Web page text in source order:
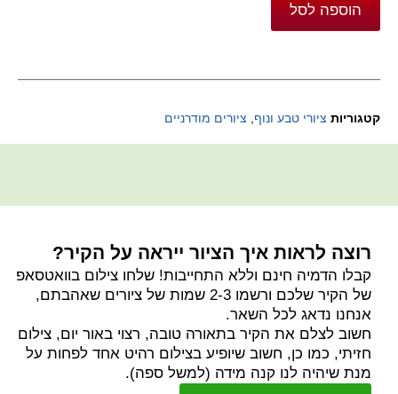
הוספה לסל
קטגוריות ציורי טבע ונוף, ציורים מודרניים
רוצה לראות איך הציור ייראה על הקיר?
קבלו הדמיה חינם וללא התחייבות! שלחו צילום בוואטסאפ
של הקיר שלכם ורשמו 2-3 שמות של ציורים שאהבתם,
אנחנו נדאג לכל השאר.
חשוב לצלם את הקיר בתאורה טובה, רצוי באור יום, צילום
חזיתי, כמו כן, חשוב שיופיע בצילום רהיט אחד לפחות על
מנת שיהיה לנו קנה מידה (למשל ספה).